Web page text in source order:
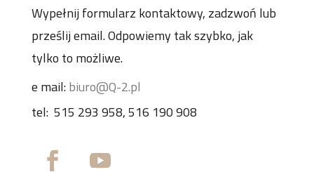
Wypełnij formularz kontaktowy, zadzwoń lub
prześlij email. Odpowiemy tak szybko, jak
tylko to możliwe.
e mail:biuro@Q-2.pl
tel: 515 293 958, 516 190 908